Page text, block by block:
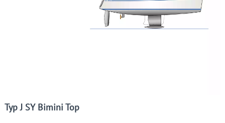
Typ J SY Bimini Top